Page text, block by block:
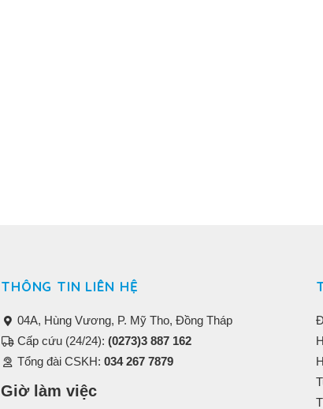
THÔNG TIN LIÊN HỆ
04A, Hùng Vương, P. Mỹ Tho, Đồng Tháp
Cấp cứu (24/24): (0273)3 887 162
Tổng đài CSKH: 034 267 7879
Giờ làm việc